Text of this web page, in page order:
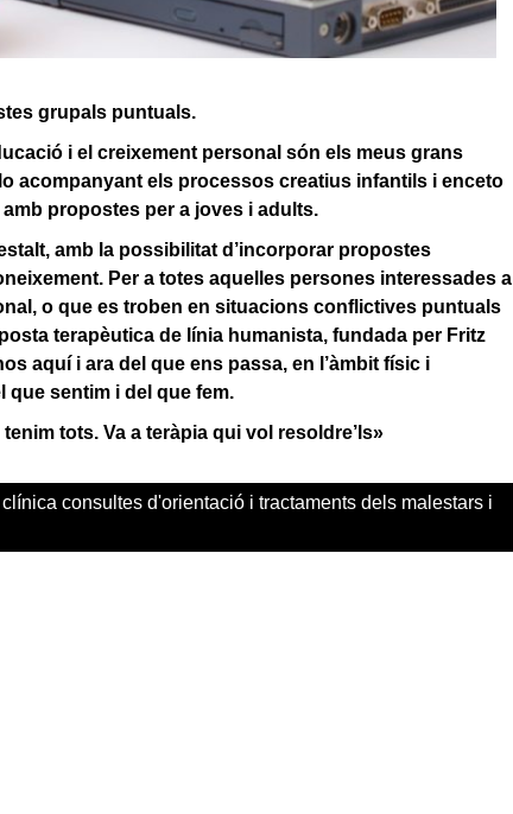
grupals puntuals.
i el creixement personal són els meus grans
acompanyant els processos creatius infantils i enceto
propostes per a joves i adults.
amb la possibilitat d’incorporar propostes
Per a totes aquelles persones interessades a
o que es troben en situacions conflictives puntuals
terapèutica de línia humanista, fundada per Fritz
aquí i ara del que ens passa, en l’àmbit físic i
sentim i del que fem.
tots. Va a teràpia qui vol resoldre’ls»
consultes d'orientació i tractaments dels malestars i